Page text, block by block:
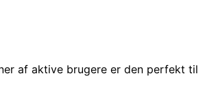
af aktive brugere er den perfekt til